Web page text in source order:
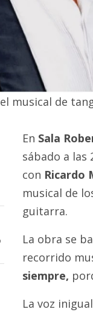
musical de
En Sala
sábado a las
con Ricardo
musical de
guitarra.
La obra se
recorrido
siempre,
La voz